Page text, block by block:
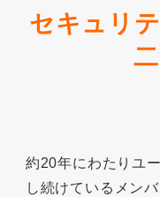
セキュリ
約20年にわたりユ
し続けているメン